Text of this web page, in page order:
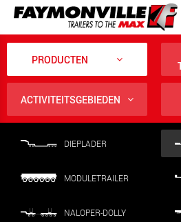
PRODUCTEN
ACTIVITEITSGEBIEDEN
DIEPLADER
MODULETRAILER
NALOPER-DOLLY